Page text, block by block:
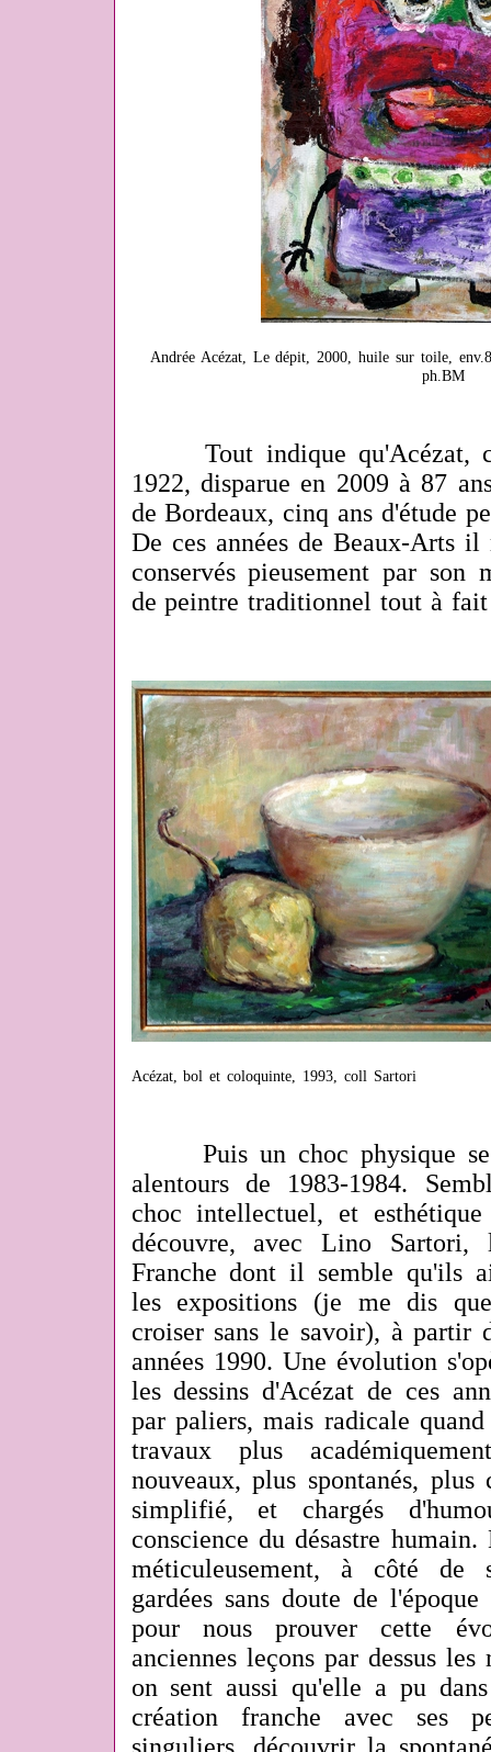
Andrée Acézat, Le dépit, 2000, huile sur toile,
ph.BM
Tout indique qu'Acézat,
1922, disparue en 2009 à 87
de Bordeaux, cinq ans d'étude
De ces années de Beaux-Arts il
conservés pieusement par
de peintre traditionnel tout à
Acézat, bol et coloquinte, 1993, coll Sartori
Puis un choc physique se
alentours de 1983-1984.
choc intellectuel, et
découvre, avec Lino
Franche dont il semble qu'ils
les expositions (je me dis
croiser sans le savoir), à partir
années 1990. Une évolution
les dessins d'Acézat de ces
par paliers, mais radicale
travaux plus
nouveaux, plus spontanés,
simplifié, et chargés
conscience du désastre
méticuleusement, à côté de
gardées sans doute de
pour nous prouver cette
anciennes leçons par dessus
on sent aussi qu'elle a pu
création franche avec ses